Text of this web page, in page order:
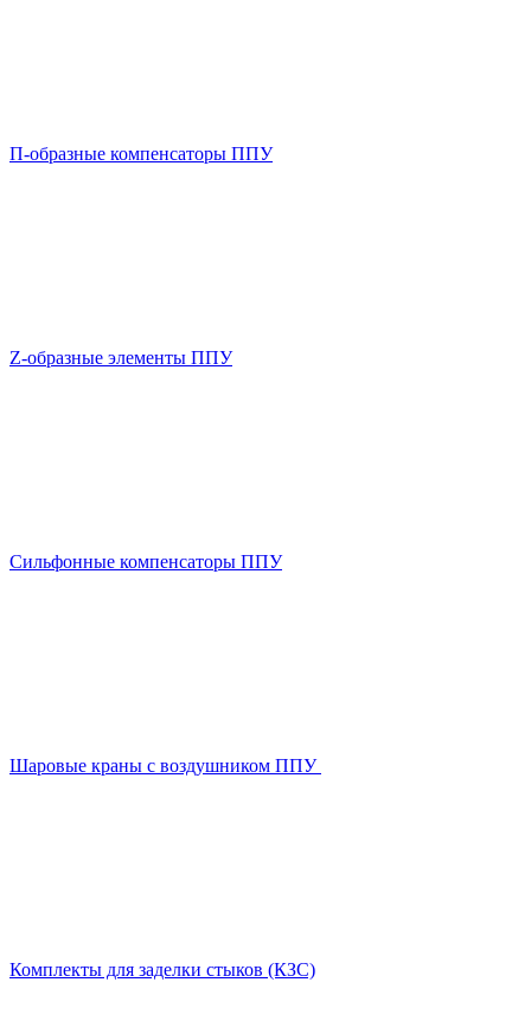
П-образные компенсаторы ППУ
Z-образные элементы ППУ
Сильфонные компенсаторы ППУ
Шаровые краны с воздушником ППУ
Комплекты для заделки стыков (КЗС)